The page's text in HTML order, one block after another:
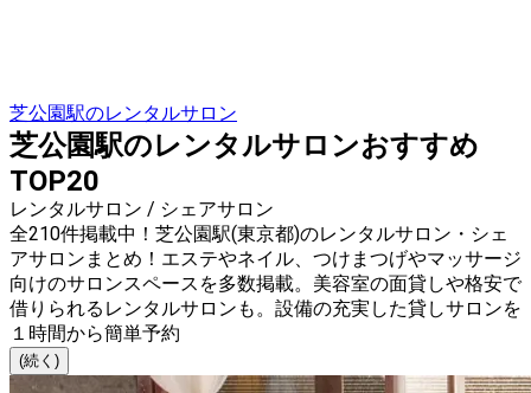
芝公園駅のレンタルサロン
芝公園駅のレンタルサロンおすすめ
TOP20
レンタルサロン / シェアサロン
全210件掲載中！芝公園駅(東京都)のレンタルサロン・シェ
アサロンまとめ！エステやネイル、つけまつげやマッサージ
向けのサロンスペースを多数掲載。美容室の面貸しや格安で
借りられるレンタルサロンも。設備の充実した貸しサロンを
１時間から簡単予約
(続く)